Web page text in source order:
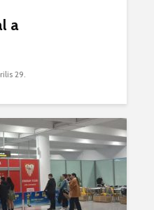
a
29.